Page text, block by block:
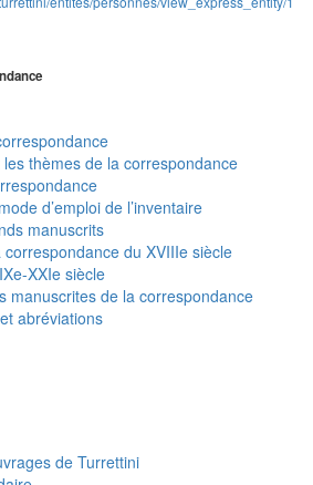
thèmes de la correspondance
d’emploi de l’inventaire
manuscrits
du XVIIIe siècle
XXIe siècle
manuscrites de la correspondance
abréviations
de Turrettini